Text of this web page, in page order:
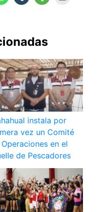
instala por
vez un Comité
en el
de Pescadores